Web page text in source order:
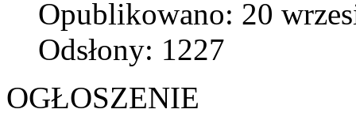
Opublikowano: 20
Odsłony: 1227
OGŁOSZENIE